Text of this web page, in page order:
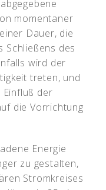
momentaner
Dauer, die
Schließens des
wird der
treten, und
der
die Vorrichtung
Energie
zu gestalten,
Stromkreises